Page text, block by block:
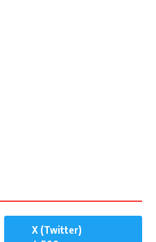
X (Twitter)